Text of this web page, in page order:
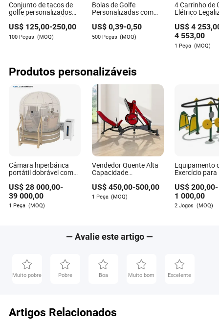
Conjunto de tacos de
golfe personalizados
com logotipo de fábrica
original de alta
qualidade, quantidade
de pedido mínima, para
US$ 125,00-250,00
100 Peças (MOQ)
Bolas de Golfe
Personalizadas com
Impressão de Logo
OEM 2 3 4 Peça Bolas
de Golfe Soft Distant
Tour Surlyn Urethane
US$ 0,39-0,50
500 Peças (MOQ)
4 Carrinho de
Elétrico
Gasolina/
Lítio para
Seater,
Off Road,
Desempenho,
US$4
4 553,00
1 Peça (MOQ)
Produtos personalizáveis
Câmara hiperbárica
portátil dobrável com
ultra silencioso para
resort, salão de lazer,
pequeno salão de
beleza e centro de
US$28 000,00-
39 000,00
1 Peça (MOQ)
Vendedor Quente Alta
Capacidade
Fitness Ecológico
Certificado CE para
Comunidade de
US$ 450,00-500,00
1 Peça (MOQ)
Equipamento
Exercício
Praça da
ao Ar Livre
US$200,00-
1 000,00
2 Jogos (MOQ)
— Avalie este artigo —
Muito pobre Pobre Boa Muito bom Excelente
Artigos Relacionados